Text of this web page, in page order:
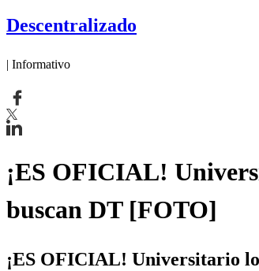
Descentralizado
| Informativo
¡ES OFICIAL!
buscan DT [FOTO]
¡ES OFICIAL! Universitario